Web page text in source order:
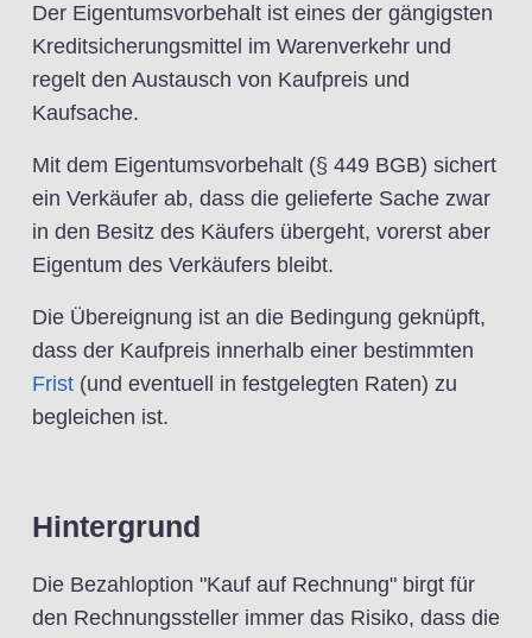
Der Eigentumsvorbehalt ist eines der gängigsten
Kreditsicherungsmittel im Warenverkehr und
regelt den Austausch von Kaufpreis und
Kaufsache.
Mit dem Eigentumsvorbehalt (§ 449 BGB) sichert
ein Verkäufer ab, dass die gelieferte Sache zwar
in den Besitz des Käufers übergeht, vorerst aber
Eigentum des Verkäufers bleibt.
Die Übereignung ist an die Bedingung geknüpft,
dass der Kaufpreis innerhalb einer bestimmten
Frist (und eventuell in festgelegten Raten) zu
begleichen ist.
Hintergrund
Die Bezahloption "Kauf auf Rechnung" birgt für
den Rechnungssteller immer das Risiko, dass die